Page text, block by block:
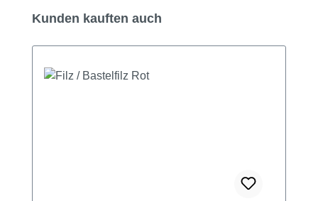
Produktgalerie überspringen
Kunden kauften auch